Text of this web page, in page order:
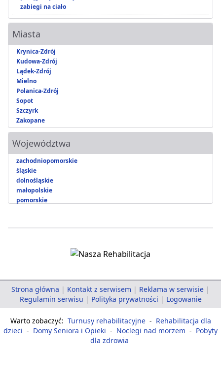
zabiegi na ciało
Miasta
Krynica-Zdrój
Kudowa-Zdrój
Lądek-Zdrój
Mielno
Polanica-Zdrój
Sopot
Szczyrk
Zakopane
Województwa
zachodniopomorskie
śląskie
dolnośląskie
małopolskie
pomorskie
Strona główna | Kontakt z serwisem | Reklama w serwisie |
Regulamin serwisu | Polityka prywatności | Logowanie
Warto zobaczyć: Turnusy rehabilitacyjne - Rehabilitacja dla
dzieci - Domy Seniora i Opieki - Noclegi nad morzem - Pobyty
dla zdrowia